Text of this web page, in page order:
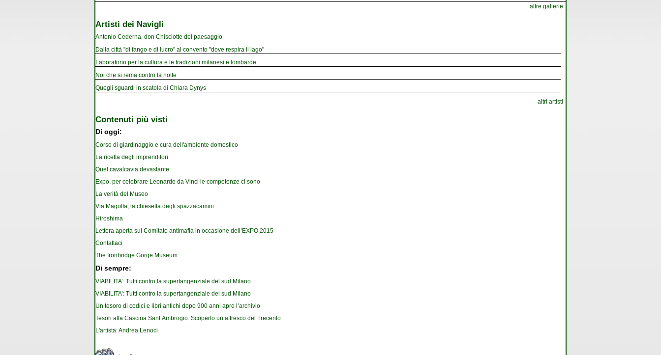
altre gallerie
Artisti dei Navigli
Antonio Cederna, don Chisciotte del paesaggio
Dalla città "di fango e di lucro" al convento "dove respira il lago"
Laboratorio per la cultura e le tradizioni milanesi e lombarde
Noi che si rema contro la notte
Quegli sguardi in scatola di Chiara Dynys
altri artisti
Contenuti più visti
Di oggi:
Corso di giardinaggio e cura dell'ambiente domestico
La ricetta degli imprenditori
Quel cavalcavia devastante.
Expo, per celebrare Leonardo da Vinci le competenze ci sono
La verità del Museo
Via Magolfa, la chiesetta degli spazzacamini
Hiroshima
Lettera aperta sul Comitato antimafia in occasione dell’EXPO 2015
Contattaci
The Ironbridge Gorge Museum
Di sempre:
VIABILITA’: Tutti contro la supertangenziale del sud Milano
VIABILITA’: Tutti contro la supertangenziale del sud Milano
Un tesoro di codici e libri antichi dopo 900 anni apre l’archivio
Tesori alla Cascina Sant’Ambrogio. Scoperto un affresco del Trecento
L'artista: Andrea Lenoci